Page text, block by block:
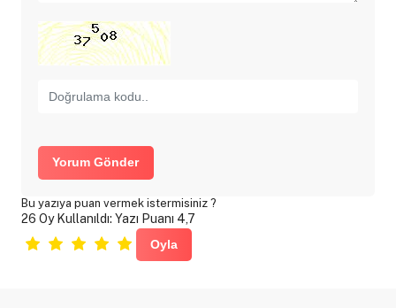
Yorum Gönder
Bu yazıya puan vermek istermisiniz ?
26 Oy Kullanıldı: Yazı Puanı 4,7